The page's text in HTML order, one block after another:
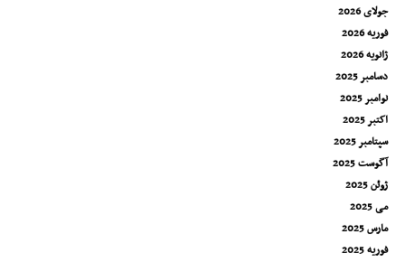
جولای 2026
فوریه 2026
ژانویه 2026
دسامبر 2025
نوامبر 2025
اکتبر 2025
سپتامبر 2025
آگوست 2025
ژوئن 2025
می 2025
مارس 2025
فوریه 2025